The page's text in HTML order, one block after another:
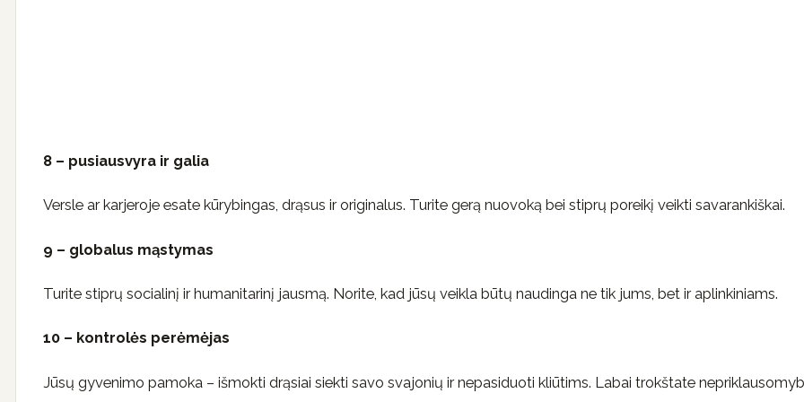
8 – pusiausvyra ir galia
Versle ar karjeroje esate kūrybingas, drąsus ir originalus. Turite gerą nuovoką bei stiprų poreikį veikti savarankiškai.
9 – globalus mąstymas
Turite stiprų socialinį ir humanitarinį jausmą. Norite, kad jūsų veikla būtų naudinga ne tik jums, bet ir aplinkiniams.
10 – kontrolės perėmėjas
Jūsų gyvenimo pamoka – išmokti drąsiai siekti savo svajonių ir nepasiduoti kliūtims. Labai trokštate